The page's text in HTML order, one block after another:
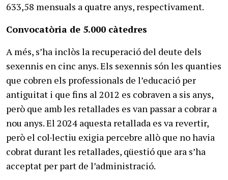
633,58 mensuals a quatre anys, respectivament.
Convocatòria de 5.000 càtedres
A més, s’ha inclòs la recuperació del deute dels
sexennis en cinc anys. Els sexennis són les quanties
que cobren els professionals de l’educació per
antiguitat i que fins al 2012 es cobraven a sis anys,
però que amb les retallades es van passar a cobrar a
nou anys. El 2024 aquesta retallada es va revertir,
però el col·lectiu exigia percebre allò que no havia
cobrat durant les retallades, qüestió que ara s’ha
acceptat per part de l’administració.